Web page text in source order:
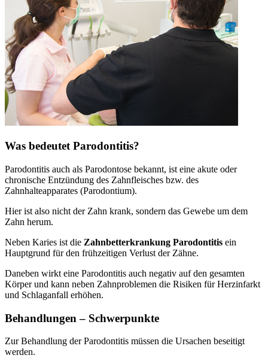
Was bedeutet Parodontitis?
Parodontitis auch als Parodontose bekannt, ist eine akute oder
chronische Entzündung des Zahnfleisches bzw. des
Zahnhalteapparates (Parodontium).
Hier ist also nicht der Zahn krank, sondern das Gewebe um dem
Zahn herum.
Neben Karies ist die Zahnbetterkrankung Parodontitis ein
Hauptgrund für den frühzeitigen Verlust der Zähne.
Daneben wirkt eine Parodontitis auch negativ auf den gesamten
Körper und kann neben Zahnproblemen die Risiken für Herzinfarkt
und Schlaganfall erhöhen.
Behandlungen – Schwerpunkte
Zur Behandlung der Parodontitis müssen die Ursachen beseitigt
werden.